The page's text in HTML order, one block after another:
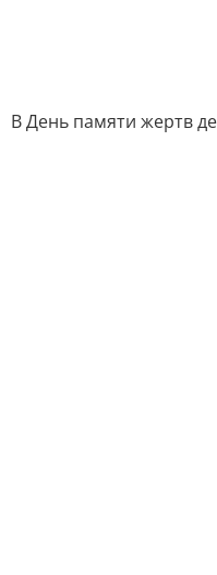
В День памяти жертв